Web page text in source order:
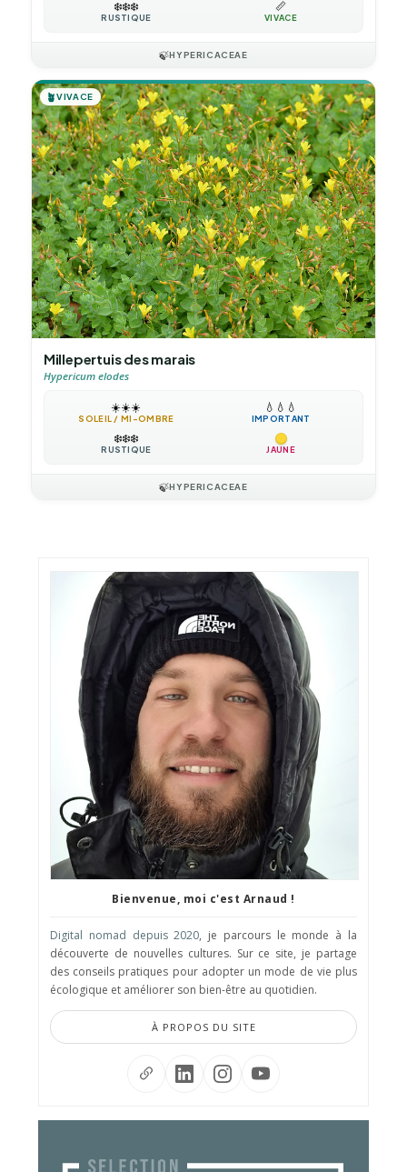
❄️❄️❄️
RUSTIQUE
📏
VIVACE
🍃HYPERICACEAE
🪴VIVACE
Millepertuis des marais
Hypericum elodes
☀️☀️☀️
SOLEIL / MI-OMBRE
💧 💧 💧
IMPORTANT
❄️❄️❄️
RUSTIQUE JAUNE
🍃HYPERICACEAE
Bienvenue, moi c'est Arnaud !
Digital nomad depuis 2020, je parcours le monde à la
découverte de nouvelles cultures. Sur ce site, je partage
des conseils pratiques pour adopter un mode de vie plus
écologique et améliorer son bien-être au quotidien.
À PROPOS DU SITE